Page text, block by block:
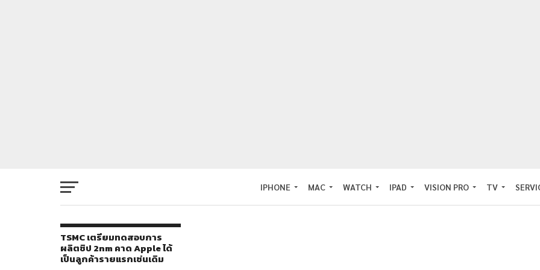
IPHONE MAC WATCH IPAD VISION PRO TV
TSMC เตรียมทดสอบการ
ผลิตชิป 2nm คาด Apple ได้
เป็นลูกค้ารายแรกเช่นเดิม